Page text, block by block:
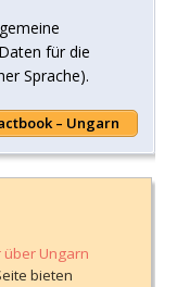
für die
Sprache).
– Ungarn
Ungarn
bieten